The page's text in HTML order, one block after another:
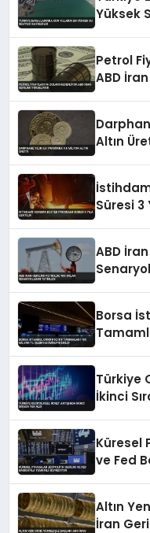
Yüksek
Petrol
ABD
Altın
Süresi 3
ABD
Borsa
Türkiye
İkinci
Küresel
ve Fed
Altın
İran